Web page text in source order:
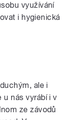
využívání
i hygienická
ale i
u nás vyrábí i v
ze závodů